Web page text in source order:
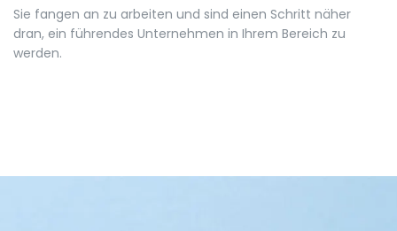
Sie fangen an zu arbeiten und sind einen Schritt näher
dran, ein führendes Unternehmen in Ihrem Bereich zu
werden.